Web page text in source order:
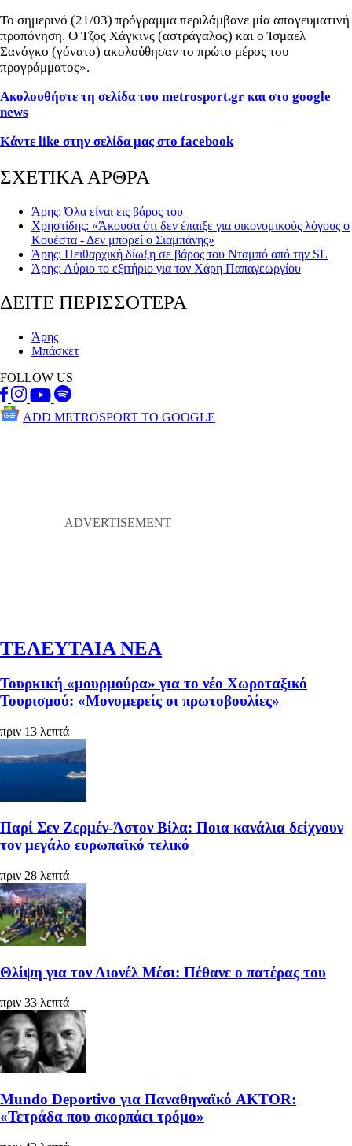
Το σημερινό (21/03) πρόγραμμα περιλάμβανε μία απογευματινή
προπόνηση. Ο Τζος Χάγκινς (αστράγαλος) και ο Ίσμαελ
Σανόγκο (γόνατο) ακολούθησαν το πρώτο μέρος του
προγράμματος».
Ακολουθήστε τη σελίδα του metrosport.gr και στο google
news
Κάντε like στην σελίδα μας στο facebook
ΣΧΕΤΙΚΑ ΑΡΘΡΑ
Άρης: Όλα είναι εις βάρος του
Χρηστίδης: «Άκουσα ότι δεν έπαιξε για οικονομικούς λόγους ο
Κουέστα - Δεν μπορεί ο Σιαμπάνης»
Άρης: Πειθαρχική δίωξη σε βάρος του Νταμπό από την SL
Άρης: Αύριο το εξιτήριο για τον Χάρη Παπαγεωργίου
ΔΕΙΤΕ ΠΕΡΙΣΣΟΤΕΡΑ
Άρης
Μπάσκετ
FOLLOW US
ADD METROSPORT TO GOOGLE
ΤΕΛΕΥΤΑΙΑ ΝΕΑ
Τουρκική «μουρμούρα» για το νέο Χωροταξικό
Τουρισμού: «Μονομερείς οι πρωτοβουλίες»
πριν 13 λεπτά
Παρί Σεν Ζερμέν-Άστον Βίλα: Ποια κανάλια δείχνουν
τον μεγάλο ευρωπαϊκό τελικό
πριν 28 λεπτά
Θλίψη για τον Λιονέλ Μέσι: Πέθανε ο πατέρας του
πριν 33 λεπτά
Mundo Deportivo για Παναθηναϊκό AKTOR:
«Τετράδα που σκορπάει τρόμο»